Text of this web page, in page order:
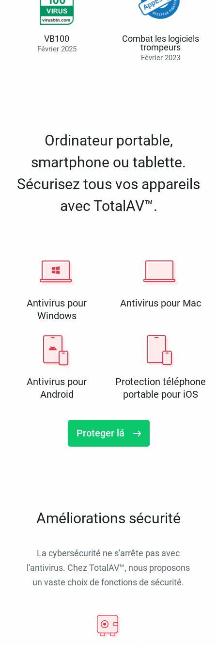
VB100
Février 2025
Combat les logiciels
trompeurs
Février 2023
Ordinateur portable,
smartphone ou tablette.
Sécurisez tous vos appareils
avec TotalAV™.
Antivirus pour
Windows
Antivirus pour Mac
Antivirus pour
Android
Protection téléphone
portable pour iOS
Proteger lá
Améliorations sécurité
La cybersécurité ne s'arrête pas avec
l'antivirus. Chez TotalAV™, nous proposons
un vaste choix de fonctions de sécurité.